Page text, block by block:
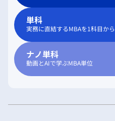
単科
実務に直結するMBAを1科目から
ナノ単科
動画とAIで学ぶMBA単位